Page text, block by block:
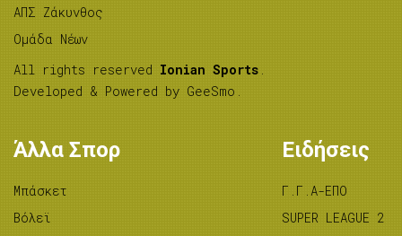
ΑΠΣ Ζάκυνθος
Ομάδα Νέων
All rights reserved Ionian Sports .
Developed & Powered by GeeSmo .
Άλλα Σπορ
Μπάσκετ
Βόλεϊ
Ειδήσεις
Γ.Γ.Α-ΕΠΟ
SUPER LEAGUE 2